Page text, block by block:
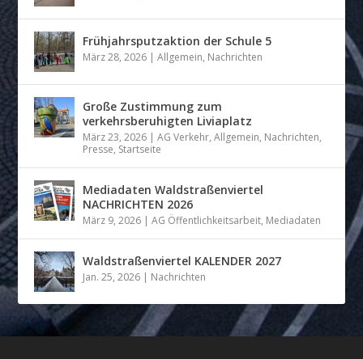
Frühjahrsputzaktion der Schule 5
März 28, 2026 |Allgemein, Nachrichten
Große Zustimmung zum
verkehrsberuhigten Liviaplatz
März 23, 2026 |AG Verkehr,Allgemein, Nachrichten,
Presse, Startseite
Mediadaten Waldstraßenviertel
NACHRICHTEN 2026
März 9, 2026 |AG Öffentlichkeitsarbeit, Mediadaten
Waldstraßenviertel KALENDER 2027
Jan. 25, 2026 | Nachrichten